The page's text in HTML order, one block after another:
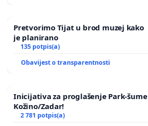
Pretvorimo Tijat u brod muzej kako
je planirano
135 potpis(a)
Obavijest o transparentnosti
Inicijativa za proglašenje Park-šume
Kožino/Zadar!
2 781 potpis(a)